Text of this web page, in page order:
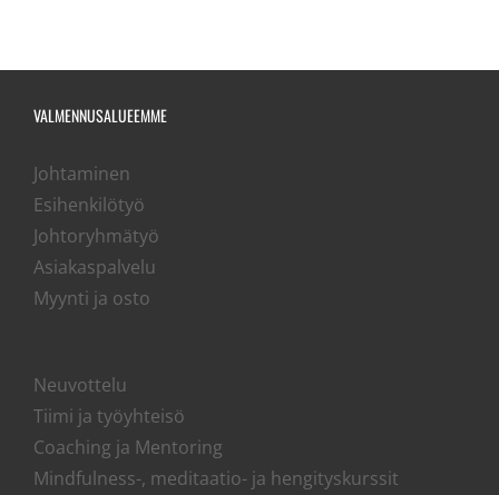
VALMENNUSALUEEMME
Johtaminen
Esihenkilötyö
Johtoryhmätyö
Asiakaspalvelu
Myynti ja osto
Neuvottelu
Tiimi ja työyhteisö
Coaching ja Mentoring
Mindfulness-, meditaatio- ja hengityskurssit